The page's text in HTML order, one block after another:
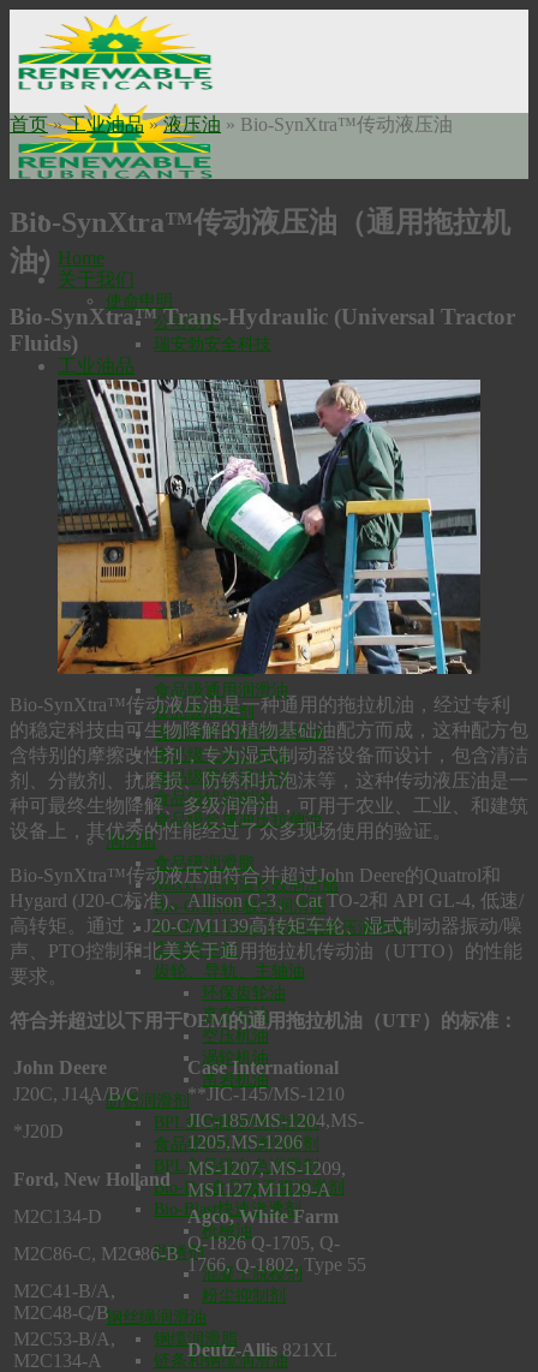
content
Home
关于我们
使命申明
公司历史
瑞安勃安全科技
工业油品
高温润滑油
Bio-Extreme高温润滑油
Bio-SynXtra高温链条润滑油
液压油
Bio-Ultimax1000液压油
Bio-Ultimax 2000液压油
Bio-Fleet液压油
Bio-Ultimax LT低温液压油
HVO防火液压油
Bio-Ultimax1500绝缘液压油
Bio-SynXtra传动液压油
食品级润滑油
食品级齿轮油
食品级液压油
食品级通用润滑油
食品级脱模剂
食品级空压机/冷冻机油
食品级气动工具油
食品级零件清洗剂
食品级铝切削油
食品级金属冲压拉伸油
润滑脂
食品级润滑脂
MaxxLife高温长效润滑脂
Bio-Graphite极压润滑脂
Bio-High Temp 180高温极压润滑脂
高温防卡剂
齿轮、导轨、主轴油
环保齿轮油
真空泵油
空压机油
涡轮机油
凿岩机油
防锈润滑剂
BPL多功能防锈润滑剂
食品级BPL防锈润滑剂
BPL食品级白色润滑剂
Bio-Dry食品级干膜润滑剂
Bio-Blast快速渗透剂
枪械油
防锈剂
混凝土脱模剂
粉尘抑制剂
钢丝绳润滑油
钢缆润滑脂
链条和钢缆润滑油
首页»工业油品»液压油 » Bio-SynXtra™传动液压油
Bio-SynXtra™传动液压油（通用拖拉机
油）
Bio-SynXtra™ Trans-Hydraulic (Universal Tractor
Fluids)
Bio-SynXtra™传动液压油是一种通用的拖拉机油，经过专利
的稳定科技由可生物降解的植物基础油配方而成，这种配方包
含特别的摩擦改性剂，专为湿式制动器设备而设计，包含清洁
剂、分散剂、抗磨损、防锈和抗泡沫等，这种传动液压油是一
种可最终生物降解、多级润滑油，可用于农业、工业、和建筑
设备上，其优秀的性能经过了众多现场使用的验证。
Bio-SynXtra™传动液压油符合并超过John Deere的Quatrol和
Hygard (J20-C标准)、Allison C-3、Cat TO-2和 API GL-4, 低速/
高转矩。通过：J20-C/M1139高转矩车轮、湿式制动器振动/噪
声、PTO控制和北美关于通用拖拉机传动油（UTTO）的性能
要求。
符合并超过以下用于OEM的通用拖拉机油（UTF）的标准：
John Deere
Case International
J20C, J14A/B/C
**JIC-145/MS-1210
*J20D
JIC-185/MS-1204,MS-
1205,MS-1206
Ford, New Holland
MS-1207, MS-1209,
MS1127,M1129-A
M2C134-D
Agco, White Farm
M2C86-C, M2C86-B
Q-1826 Q-1705, Q-
1766, Q-1802, Type 55
M2C41-B/A,
M2C48-C/B
M2C53-B/A,
M2C134-A
Deutz-Allis821XL